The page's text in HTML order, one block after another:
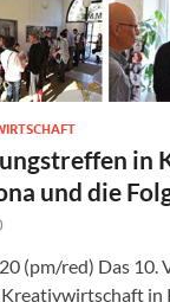
in
und die
(pm/red) Das 10.
in